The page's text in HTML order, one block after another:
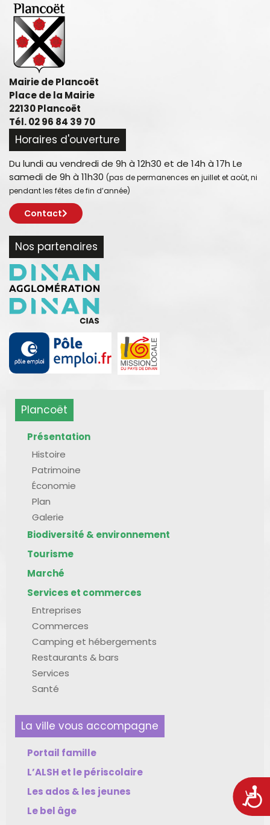
Mairie de Plancoët
Place de la Mairie
22130 Plancoët
Tél. 02 96 84 39 70
Horaires d'ouverture
Du lundi au vendredi de 9h à 12h30 et de 14h à 17h Le
samedi de 9h à 11h30 (pas de permanences en juillet et août, ni
pendant les fêtes de fin d’année)
Contact
Nos partenaires
Plancoët
Présentation
Histoire
Patrimoine
Économie
Plan
Galerie
Biodiversité & environnement
Tourisme
Marché
Services et commerces
Entreprises
Commerces
Camping et hébergements
Restaurants & bars
Services
Santé
La ville vous accompagne
Portail famille
L’ALSH et le périscolaire
Les ados & les jeunes
Le bel âge